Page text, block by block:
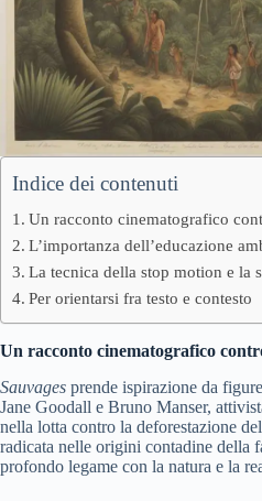
Indice dei contenuti
Un racconto cinematografico
L’importanza dell’educazione
La tecnica della stop motion e la
Per orientarsi fra testo e contesto
Un racconto cinematografico
Sauvages prende ispirazione da
Jane Goodall e Bruno Manser,
nella lotta contro la deforestazione
radicata nelle origini contadine della
profondo legame con la natura e la